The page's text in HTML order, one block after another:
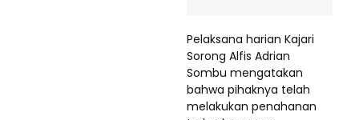
Pelaksana harian Kajari
Sorong Alfis Adrian
Sombu mengatakan
bahwa pihaknya telah
melakukan penahanan